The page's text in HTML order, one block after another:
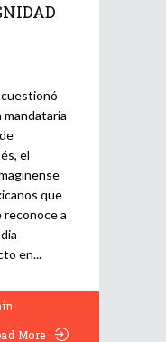
mandataria
el
que
reconoce a
en
More